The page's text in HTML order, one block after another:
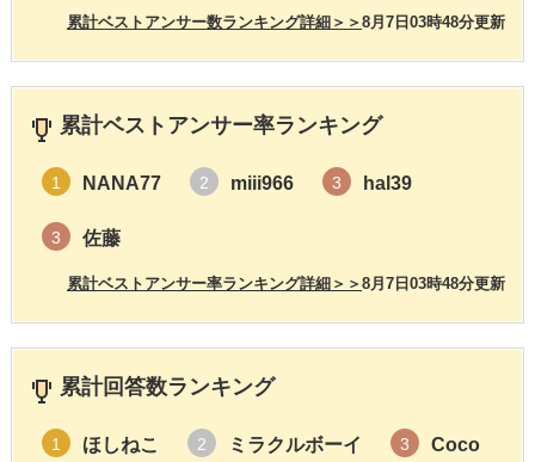
8月7日03時48分更新
累計ベストアンサー数ランキング詳細＞＞
累計ベストアンサー率ランキング
1 NANA77 2 miii966 3 hal39
3 佐藤
8月7日03時48分更新
累計ベストアンサー率ランキング詳細＞＞
累計回答数ランキング
1 ほしねこ 2 ミラクルボーイ 3 Coco